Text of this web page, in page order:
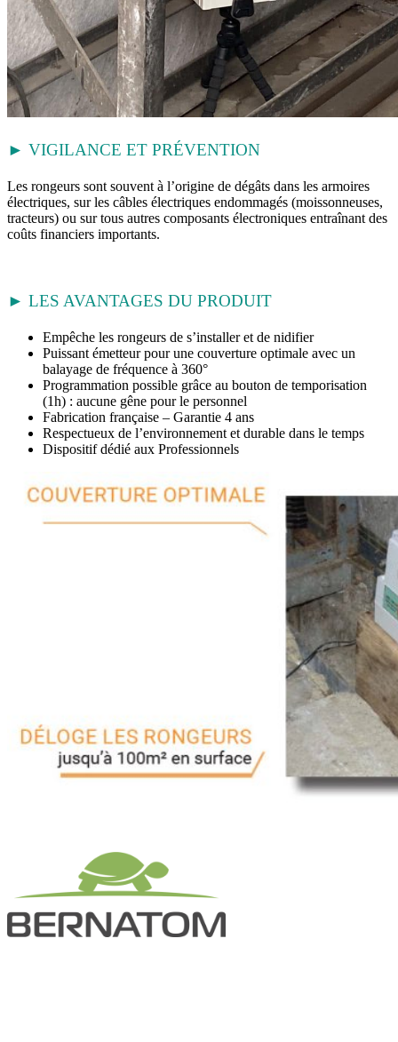
► VIGILANCE ET PRÉVENTION
Les rongeurs sont souvent à l’origine de dégâts dans les armoires
électriques, sur les câbles électriques endommagés (moissonneuses,
tracteurs) ou sur tous autres composants électroniques entraînant des
coûts financiers importants.
► LES AVANTAGES DU PRODUIT
Empêche les rongeurs de s’installer et de nidifier
Puissant émetteur pour une couverture optimale avec un
balayage de fréquence à 360°
Programmation possible grâce au bouton de temporisation
(1h) : aucune gêne pour le personnel
Fabrication française – Garantie 4 ans
Respectueux de l’environnement et durable dans le temps
Dispositif dédié aux Professionnels